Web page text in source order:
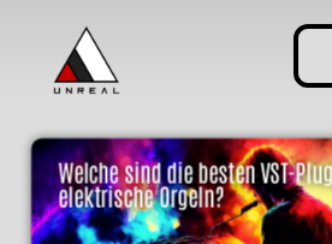
Welche sind die besten VST-
elektrische Orgeln?